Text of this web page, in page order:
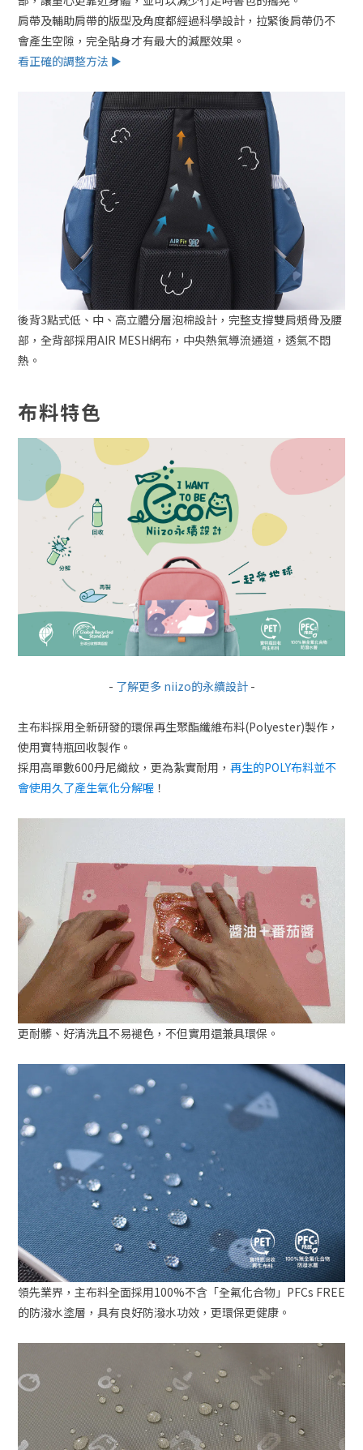
肩帶及輔助肩帶的版型及角度都經過科學設計，拉緊後肩帶仍不
會產生空隙，完全貼身才有最大的減壓效果。
看正確的調整方法 ►
後背3點式低、中、高立體分層泡棉設計，完整支撐雙肩頰骨及腰
部，全背部採用AIR MESH網布，中央熱氣導流通道，透氣不悶
熱。
布料特色
- 了解更多 niizo的永續設計-
主布料採用全新研發的環保再生聚酯纖維布料(Polyester)製作，
使用寶特瓶回收製作。
採用高單數600丹尼織紋，更為紮實耐用， 再生的POLY布料並不
會使用久了產生氧化分解喔 ！
更耐髒、好清洗且不易褪色，不但實用還兼具環保。
領先業界，主布料全面採用100%不含「全氟化合物」PFCs FREE
的防潑水塗層，具有良好防潑水功效，更環保更健康。
立即購買